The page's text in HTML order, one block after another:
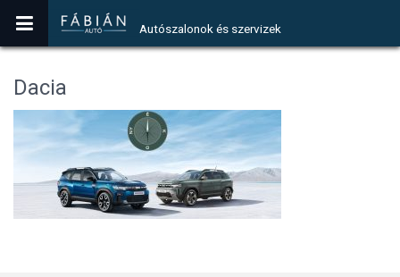
Autószalonok és szervizek
Dacia